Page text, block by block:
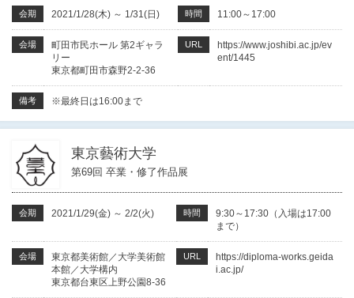
会期 2021/1/28(木) ～ 1/31(日) 時間 11:00～17:00
会場
町田市民ホール 第2ギャラ
リー
東京都町田市森野2-2-36
URL
https://www.joshibi.ac.jp/ev
ent/1445
備考 ※最終日は16:00まで
東京藝術大学
第69回 卒業・修了作品展
会期 2021/1/29(金) ～ 2/2(火) 時間
9:30～17:30（入場は17:00
まで）
会場
東京都美術館／大学美術館
本館／大学構内
東京都台東区上野公園8-36
URL
https://diploma-works.geida
i.ac.jp/